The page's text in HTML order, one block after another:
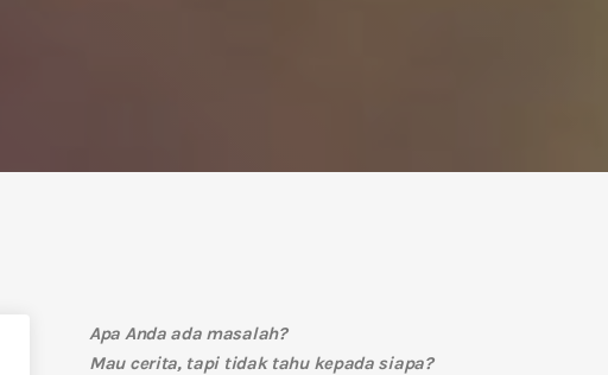
Apa Anda ada masalah?
Mau cerita, tapi tidak tahu kepada siapa?